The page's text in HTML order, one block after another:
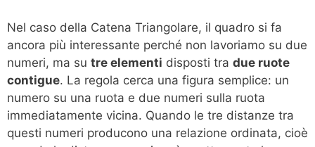
Nel caso della Catena Triangolare, il quadro si fa
ancora più interessante perché non lavoriamo su due
numeri, ma su tre elementi disposti tra due ruote
contigue. La regola cerca una figura semplice: un
numero su una ruota e due numeri sulla ruota
immediatamente vicina. Quando le tre distanze tra
questi numeri producono una relazione ordinata, cioè